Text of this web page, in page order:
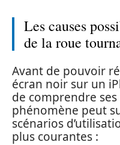
Les causes
de la roue
Avant de pouvoir
écran noir sur un
de comprendre ses
phénomène peut
scénarios
plus courantes :